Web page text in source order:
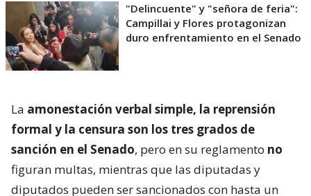
"Delincuente" y "señora de feria":
Campillai y Flores protagonizan
duro enfrentamiento en el Senado
La amonestación verbal simple, la reprensión
formal y la censura son los tres grados de
sanción en el Senado, pero en su reglamento no
figuran multas, mientras que las diputadas y
diputados pueden ser sancionados con hasta un